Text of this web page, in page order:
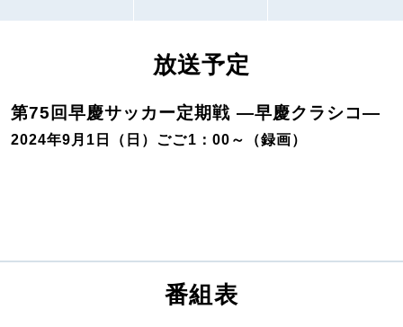
放送予定
第75回早慶サッカー定期戦 ―早慶クラシコ―
2024年9月1日（日）ごご1：00～（録画）
番組表